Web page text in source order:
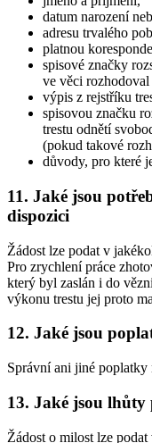
datum narození
adresu trvalého
platnou
spisové značky
ve věci
výpis z rejstříku
spisovou značku
trestu odnětí
(pokud takové
důvody, pro které
11. Jaké jsou
dispozici
Žádost lze podat v
Pro zrychlení práce
který byl zaslán i do
výkonu trestu jej proto
12. Jaké jsou
Správní ani jiné poplatky
13. Jaké jsou
Žádost o milost lze